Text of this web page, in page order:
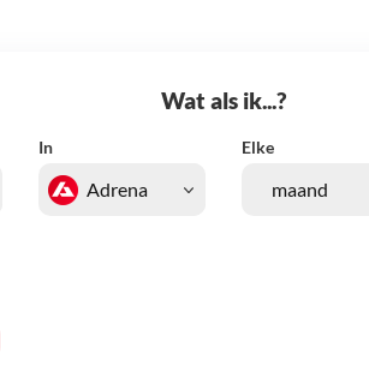
Wat als ik...?
In Elke